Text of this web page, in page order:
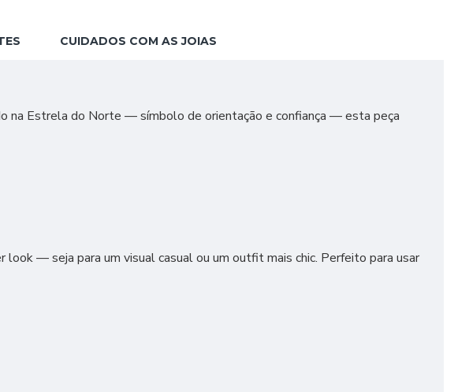
CUIDADOS COM AS JOIAS
na Estrela do Norte — símbolo de orientação e confiança — esta peça
— seja para um visual casual ou um outfit mais chic. Perfeito para usar